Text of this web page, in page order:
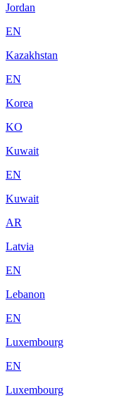
Jordan
EN
Kazakhstan
EN
Korea
KO
Kuwait
EN
Kuwait
AR
Latvia
EN
Lebanon
EN
Luxembourg
EN
Luxembourg